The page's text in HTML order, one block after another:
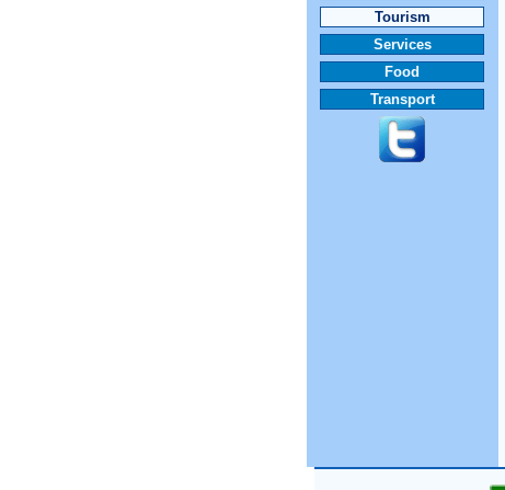
Tourism
Services
Food
Transport